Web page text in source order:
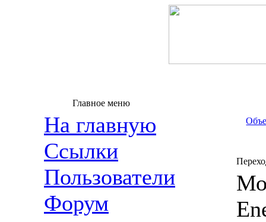
Главное меню
На главную
Ссылки
Пользователи
Форум